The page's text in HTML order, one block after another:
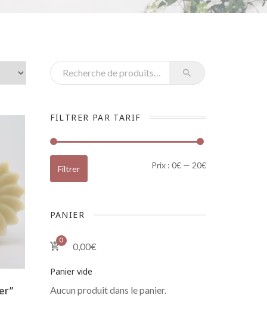
Recherche pour :
FILTRER PAR TARIF
Prix min
Prix max
Filtrer Prix : 0€ — 20€
PANIER
0
0,00€
Panier vide
Aucun produit dans le panier.